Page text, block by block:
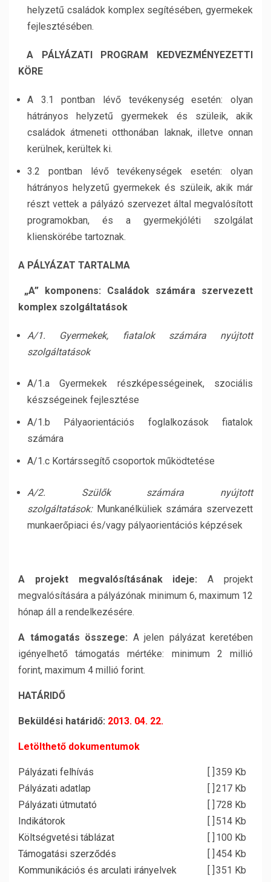
helyzetű családok komplex segítésében, gyermekek
fejlesztésében.
A PÁLYÁZATI PROGRAM KEDVEZMÉNYEZETTI
KÖRE
A 3.1 pontban lévő tevékenység esetén: olyan
hátrányos helyzetű gyermekek és szüleik, akik
családok átmeneti otthonában laknak, illetve onnan
kerülnek, kerültek ki.
3.2 pontban lévő tevékenységek esetén: olyan
hátrányos helyzetű gyermekek és szüleik, akik már
részt vettek a pályázó szervezet által megvalósított
programokban, és a gyermekjóléti szolgálat
klienskörébe tartoznak.
A PÁLYÁZAT TARTALMA
„A” komponens: Családok számára szervezett
komplex szolgáltatások
A/1. Gyermekek, fiatalok számára nyújtott
szolgáltatások
A/1.a Gyermekek részképességeinek, szociális
készségeinek fejlesztése
A/1.b Pályaorientációs foglalkozások fiatalok
számára
A/1.c Kortárssegítő csoportok működtetése
A/2. Szülők számára nyújtott
szolgáltatások: Munkanélküliek számára szervezett
munkaerőpiaci és/vagy pályaorientációs képzések
A projekt megvalósításának ideje:A projekt
megvalósítására a pályázónak minimum 6, maximum 12
hónap áll a rendelkezésére.
A támogatás összege: A jelen pályázat keretében
igényelhető támogatás mértéke: minimum 2 millió
forint, maximum 4 millió forint.
HATÁRIDŐ
Beküldési határidő: 2013. 04. 22.
Letölthető dokumentumok
Pályázati felhívás [ ] 359 Kb
Pályázati adatlap
[ ] 217 Kb
Pályázati útmutató
[ ] 728 Kb
Indikátorok
[ ] 514 Kb
Költségvetési táblázat
[ ] 100 Kb
Támogatási szerződés
[ ] 454 Kb
Kommunikációs és arculati irányelvek
[ ] 351 Kb